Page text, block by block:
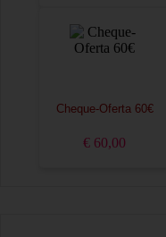
Cheque-Oferta 60€
€ 60,00